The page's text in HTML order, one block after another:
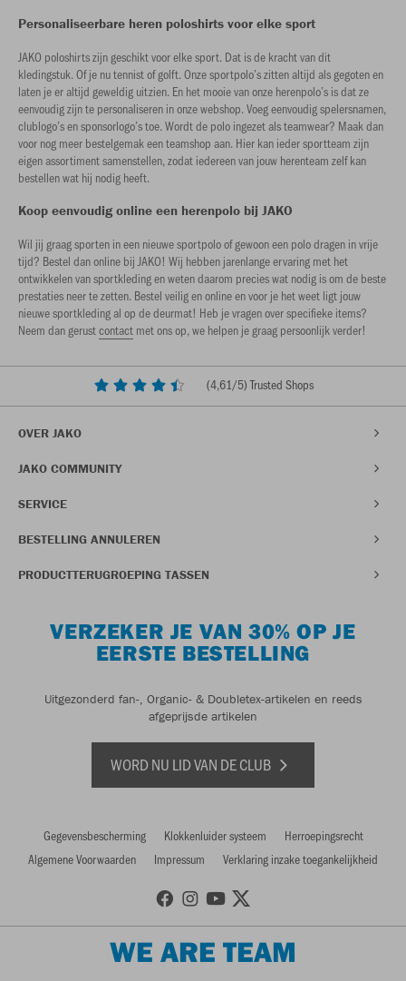
Personaliseerbare heren poloshirts voor elke sport
JAKO poloshirts zijn geschikt voor elke sport. Dat is de kracht van dit
kledingstuk. Of je nu tennist of golft. Onze sportpolo’s zitten altijd als gegoten en
laten je er altijd geweldig uitzien. En het mooie van onze herenpolo’s is dat ze
eenvoudig zijn te personaliseren in onze webshop. Voeg eenvoudig spelersnamen,
clublogo’s en sponsorlogo’s toe. Wordt de polo ingezet als teamwear? Maak dan
voor nog meer bestelgemak een teamshop aan. Hier kan ieder sportteam zijn
eigen assortiment samenstellen, zodat iedereen van jouw herenteam zelf kan
bestellen wat hij nodig heeft.
Koop eenvoudig online een herenpolo bij JAKO
Wil jij graag sporten in een nieuwe sportpolo of gewoon een polo dragen in vrije
tijd? Bestel dan online bij JAKO! Wij hebben jarenlange ervaring met het
ontwikkelen van sportkleding en weten daarom precies wat nodig is om de beste
prestaties neer te zetten. Bestel veilig en online en voor je het weet ligt jouw
nieuwe sportkleding al op de deurmat! Heb je vragen over specifieke items?
Neem dan gerustcontact met ons op, we helpen je graag persoonlijk verder!
(4,61/5) Trusted Shops
OVER JAKO
JAKO COMMUNITY
SERVICE
BESTELLING ANNULEREN
PRODUCTTERUGROEPING TASSEN
VERZEKER JE VAN 30% OP JE
EERSTE BESTELLING
Uitgezonderd fan-, Organic- & Doubletex-artikelen en reeds
afgeprijsde artikelen
WORD NU LID VAN DE CLUB
Gegevensbescherming Klokkenluider systeem
Herroepingsrecht
Algemene Voorwaarden
Impressum Verklaring inzake toegankelijkheid
WE ARE TEAM